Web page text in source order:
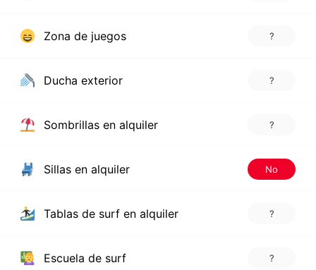
Zona de juegos ?
Ducha exterior ?
Sombrillas en alquiler ?
Sillas en alquiler No
Tablas de surf en alquiler ?
Escuela de surf ?